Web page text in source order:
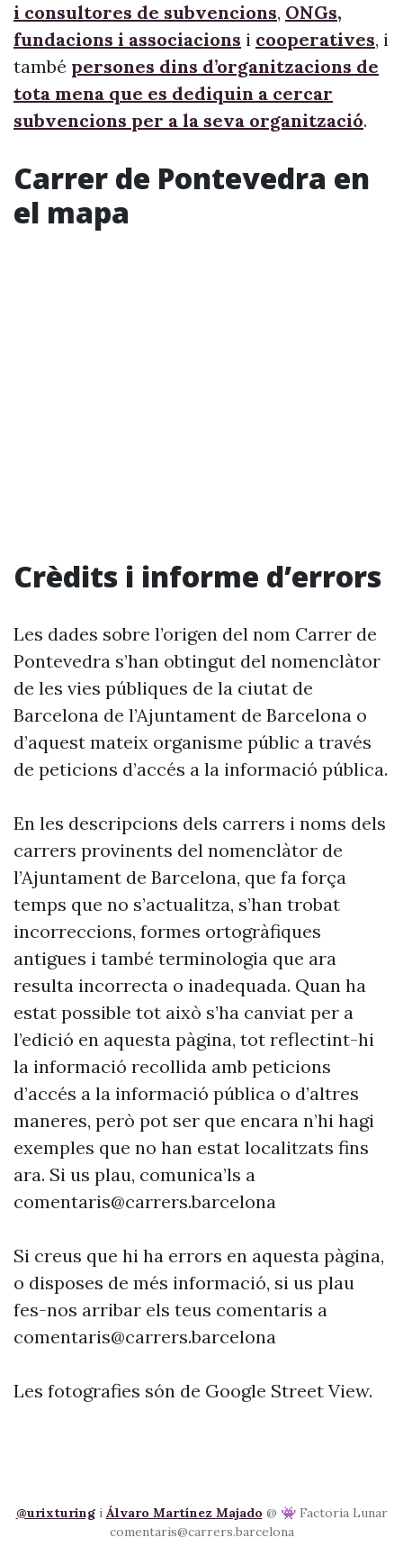
i consultores de subvencions, ONGs,
fundacions i associacions i cooperatives, i
també persones dins d’organitzacions de
tota mena que es dediquin a cercar
subvencions per a la seva organització.
Carrer de Pontevedra en
el mapa
Crèdits i informe d’errors
Les dades sobre l’origen del nom Carrer de
Pontevedra s’han obtingut del nomenclàtor
de les vies públiques de la ciutat de
Barcelona de l’Ajuntament de Barcelona o
d’aquest mateix organisme públic a través
de peticions d’accés a la informació pública.
En les descripcions dels carrers i noms dels
carrers provinents del nomenclàtor de
l’Ajuntament de Barcelona, que fa força
temps que no s’actualitza, s’han trobat
incorreccions, formes ortogràfiques
antigues i també terminologia que ara
resulta incorrecta o inadequada. Quan ha
estat possible tot això s’ha canviat per a
l’edició en aquesta pàgina, tot reflectint-hi
la informació recollida amb peticions
d’accés a la informació pública o d’altres
maneres, però pot ser que encara n’hi hagi
exemples que no han estat localitzats fins
ara. Si us plau, comunica’ls a
comentaris@carrers.barcelona
Si creus que hi ha errors en aquesta pàgina,
o disposes de més informació, si us plau
fes-nos arribar els teus comentaris a
comentaris@carrers.barcelona
Les fotografies són de Google Street View.
@urixturingi Álvaro Martínez Majado @ 👾 Factoria Lunar
comentaris@carrers.barcelona